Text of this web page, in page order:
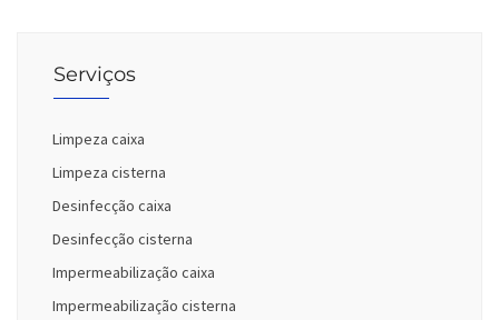
Serviços
Limpeza caixa
Limpeza cisterna
Desinfecção caixa
Desinfecção cisterna
Impermeabilização caixa
Impermeabilização cisterna